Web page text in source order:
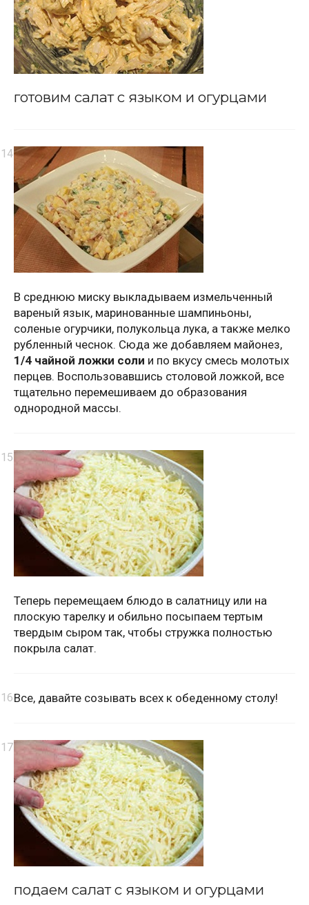
готовим салат с языком и огурцами
В среднюю миску выкладываем измельченный
вареный язык, маринованные шампиньоны,
соленые огурчики, полукольца лука, а также мелко
рубленный чеснок. Сюда же добавляем майонез,
1/4 чайной ложки соли и по вкусу смесь молотых
перцев. Воспользовавшись столовой ложкой, все
тщательно перемешиваем до образования
однородной массы.
Теперь перемещаем блюдо в салатницу или на
плоскую тарелку и обильно посыпаем тертым
твердым сыром так, чтобы стружка полностью
покрыла салат.
Все, давайте созывать всех к обеденному столу!
подаем салат с языком и огурцами